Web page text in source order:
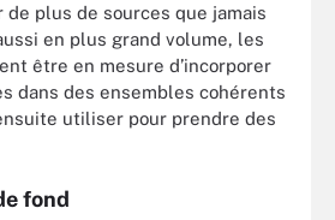
plus de sources que jamais
en plus grand volume, les
être en mesure d’incorporer
dans des ensembles cohérents
utiliser pour prendre des
fond